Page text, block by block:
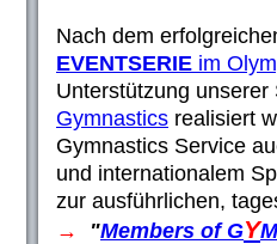
Nach dem
EVENTSERIE im
Unterstützung
Gymnastics realisiert
Gymnastics Service
und internationalem
zur ausführlichen,
→
"Members of GYM